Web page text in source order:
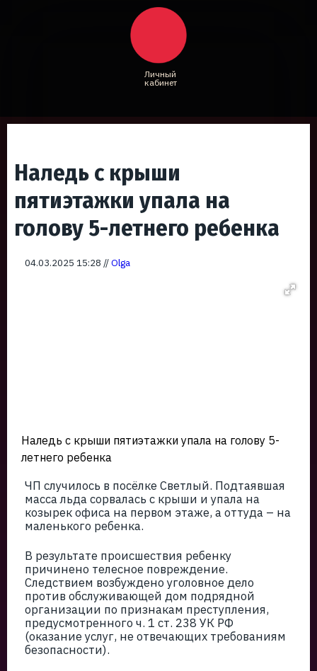
Личный
кабинет
Наледь с крыши
пятиэтажки упала на
голову 5-летнего ребенка
04.03.2025 15:28 //Olga
Наледь с крыши пятиэтажки упала на голову 5-
летнего ребенка
ЧП случилось в посёлке Светлый. Подтаявшая
масса льда сорвалась с крыши и упала на
козырек офиса на первом этаже, а оттуда – на
маленького ребенка.
В результате происшествия ребенку
причинено телесное повреждение.
Следствием возбуждено уголовное дело
против обслуживающей дом подрядной
организации по признакам преступления,
предусмотренного ч. 1 ст. 238 УК РФ
(оказание услуг, не отвечающих требованиям
безопасности).